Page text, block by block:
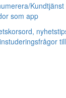
Kundtjänst
som app